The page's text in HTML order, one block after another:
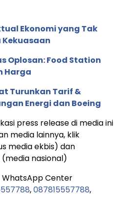
Ekonomi yang Tak
Kekuasaan
Oplosan: Food Station
Harga
Turunkan Tarif &
Energi dan Boeing
press release di media ini
media lainnya, klik
media ekbis) dan
(media nasional)
WhatsApp Center
,087815557788,